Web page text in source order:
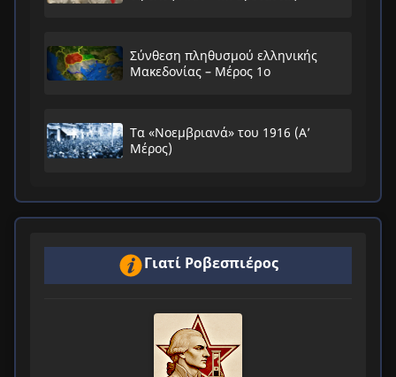
Σύνθεση πληθυσμού ελληνικής
Μακεδονίας – Μέρος 1ο
Τα «Νοεμβριανά» του 1916 (Α’
Μέρος)
Γιατί Ροβεσπιέρος